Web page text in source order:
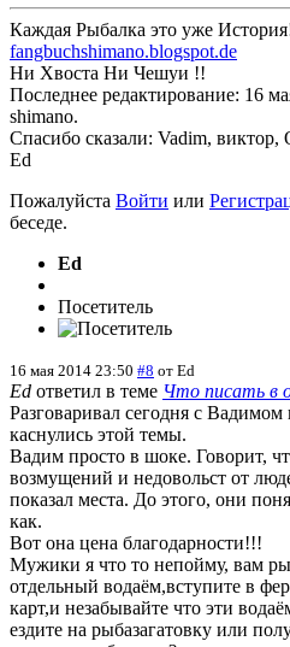
Каждая Рыбалка это уже
fangbuchshimano.blogspot.de
Ни Хвоста Ни Чешуи !!
Последнее редактирование: 16
shimano.
Спасибо сказали: Vadim, виктор,
Ed
Пожалуйста Войти или
беседе.
Ed
Посетитель
16 мая 2014 23:50 #8 от Ed
Ed ответил в теме Что писать в
Разговаривал сегодня с
каснулись этой темы.
Вадим просто в шоке. Говорит,
возмущений и недовольст от
показал места. До этого, они
как.
Вот она цена благодарности!!!
Мужики я что то непойму, вам
отдельный водаём,вступите в
карт,и незабывайте что эти
ездите на рыбазагатовку или